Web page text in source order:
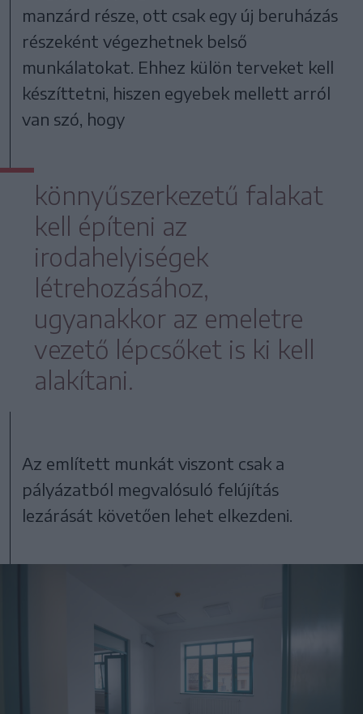
manzárd része, ott csak egy új beruházás
részeként végezhetnek belső
munkálatokat. Ehhez külön terveket kell
készíttetni, hiszen egyebek mellett arról
van szó, hogy
könnyűszerkezetű falakat
kell építeni az
irodahelyiségek
létrehozásához,
ugyanakkor az emeletre
vezető lépcsőket is ki kell
alakítani.
Az említett munkát viszont csak a
pályázatból megvalósuló felújítás
lezárását követően lehet elkezdeni.